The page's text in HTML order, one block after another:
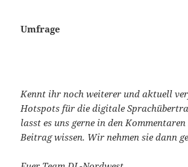
Umfrage
Kennt ihr noch weiterer und aktuell
Hotspots für die digitale
lasst es uns gerne in den Kommentaren
Beitrag wissen. Wir nehmen sie dann